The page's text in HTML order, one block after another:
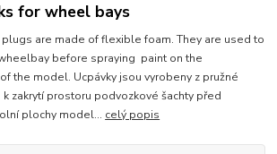
for wheel bays
plugs are made of flexible foam. They are used to
before spraying paint on the
the model. Ucpávky jsou vyrobeny z pružné
zakrytí prostoru podvozkové šachty před
plochy model... celý popis